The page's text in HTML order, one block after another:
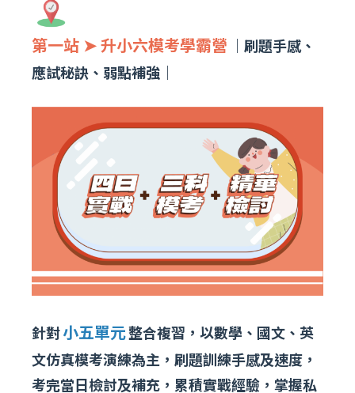
第一站 ➤ 升小六模考學霸營 ｜刷題手感、
應試秘訣、弱點補強｜
針對小五單元整合複習，以數學、國文、英
文仿真模考演練為主，刷題訓練手感及速度，
考完當日檢討及補充，累積實戰經驗，掌握私